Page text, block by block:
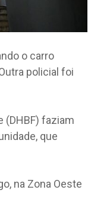
o carro
policial foi
(DHBF) faziam
que
na Zona Oeste